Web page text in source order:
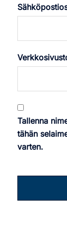
Tallenna
tähän
varten.